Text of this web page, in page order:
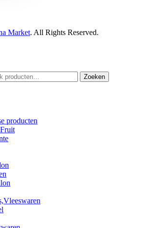
Market. All Rights Reserved.
Zoeken
producten